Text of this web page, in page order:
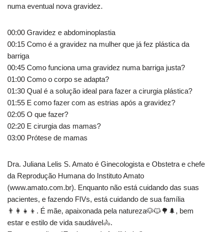
numa eventual nova gravidez.
00:00 Gravidez e abdominoplastia
00:15 Como é a gravidez na mulher que já fez plástica da
barriga
00:45 Como funciona uma gravidez numa barriga justa?
01:00 Como o corpo se adapta?
01:30 Qual é a solução ideal para fazer a cirurgia plástica?
01:55 E como fazer com as estrias após a gravidez?
02:05 O que fazer?
02:20 E cirurgia das mamas?
03:00 Prótese de mamas
Dra. Juliana Lelis S. Amato é Ginecologista e Obstetra e chefe
da Reprodução Humana do Instituto Amato
(www.amato.com.br). Enquanto não está cuidando das suas
pacientes, e fazendo FIVs, está cuidando de sua família
👨‍👩‍👧‍👦. É mãe, apaixonada pela natureza🐶🐱🌳🌲, bem
estar e estilo de vida saudável🚴.